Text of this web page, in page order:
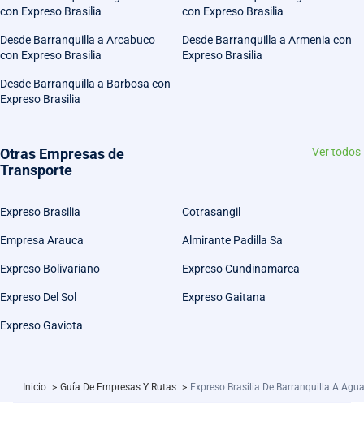
con Expreso Brasilia
con Expreso Brasilia
Desde Barranquilla a Arcabuco
con Expreso Brasilia
Desde Barranquilla a Armenia con
Expreso Brasilia
Desde Barranquilla a Barbosa con
Expreso Brasilia
Otras Empresas de
Transporte
Ver todos
Expreso Brasilia Cotrasangil
Empresa Arauca Almirante Padilla Sa
Expreso Bolivariano Expreso Cundinamarca
Expreso Del Sol Expreso Gaitana
Expreso Gaviota
Inicio > Guía De Empresas Y Rutas > Expreso Brasilia De Barranquilla A